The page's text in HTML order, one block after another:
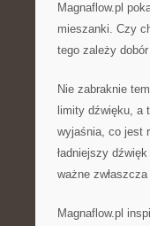
Magnaflow.pl
mieszanki. Czy
tego zależy
Nie zabraknie
limity dźwięku, a
wyjaśnia, co jest
ładniejszy
ważne
Magnaflow.pl